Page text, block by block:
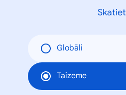
Skatiet
Globāli
Taizeme